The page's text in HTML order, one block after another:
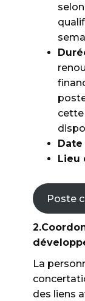
cette
Lieu
Poste
La
des liens